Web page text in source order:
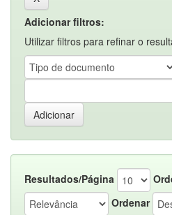
Adicionar filtros:
Utilizar filtros para refinar o
Resultados/Página
Ordenar